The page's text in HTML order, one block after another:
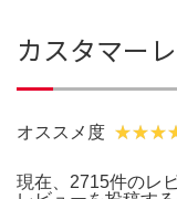
カスタマー
オススメ度
現在、2715件のレ